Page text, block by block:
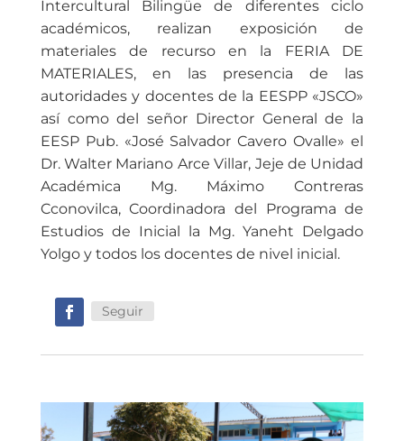
Intercultural Bilingüe de diferentes ciclo
académicos, realizan exposición de
materiales de recurso en la FERIA DE
MATERIALES, en las presencia de las
autoridades y docentes de la EESPP «JSCO»
así como del señor Director General de la
EESP Pub. «José Salvador Cavero Ovalle» el
Dr. Walter Mariano Arce Villar, Jeje de Unidad
Académica Mg. Máximo Contreras
Cconovilca, Coordinadora del Programa de
Estudios de Inicial la Mg. Yaneht Delgado
Yolgo y todos los docentes de nivel inicial.
Seguir